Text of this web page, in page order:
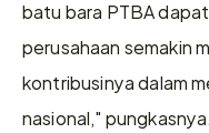
batu bara PTBA
perusahaan semakin
kontribusinya dalam
nasional," pungkasnya.